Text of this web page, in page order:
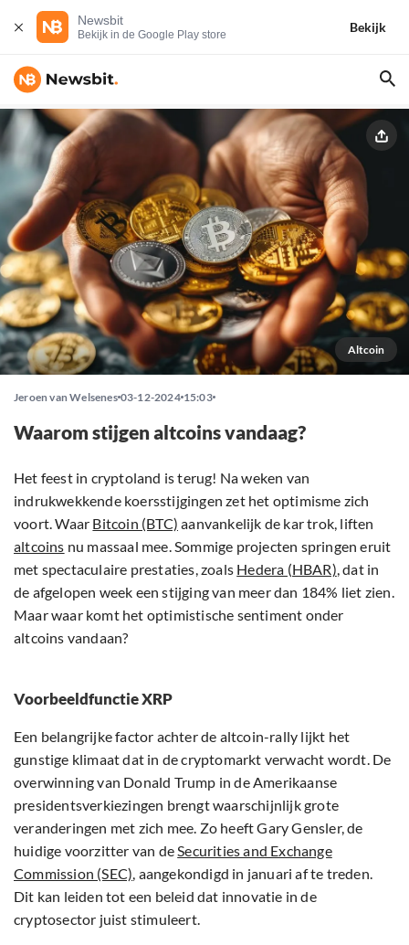
Newsbit
Bekijk in de Google Play store
Bekijk
Altcoin
Jeroen van Welsenes 03-12-2024 15:03
Waarom stijgen altcoins vandaag?
Het feest in cryptoland is terug! Na weken van
indrukwekkende koersstijgingen zet het optimisme zich
voort. Waar Bitcoin (BTC) aanvankelijk de kar trok, liften
altcoins nu massaal mee. Sommige projecten springen eruit
met spectaculaire prestaties, zoals Hedera (HBAR), dat in
de afgelopen week een stijging van meer dan 184% liet zien.
Maar waar komt het optimistische sentiment onder
altcoins vandaan?
Voorbeeldfunctie XRP
Een belangrijke factor achter de altcoin-rally lijkt het
gunstige klimaat dat in de cryptomarkt verwacht wordt. De
overwinning van Donald Trump in de Amerikaanse
presidentsverkiezingen brengt waarschijnlijk grote
veranderingen met zich mee. Zo heeft Gary Gensler, de
huidige voorzitter van deSecurities and Exchange
Commission (SEC), aangekondigd in januari af te treden.
Dit kan leiden tot een beleid dat innovatie in de
cryptosector juist stimuleert.